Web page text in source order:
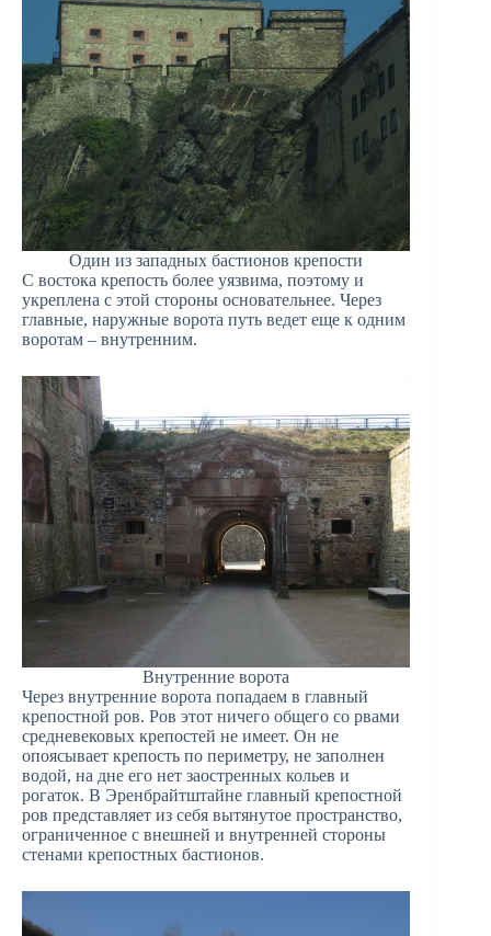
Один из западных бастионов крепости
С востока крепость более уязвима, поэтому и
укреплена с этой стороны основательнее. Через
главные, наружные ворота путь ведет еще к одним
воротам – внутренним.
Внутренние ворота
Через внутренние ворота попадаем в главный
крепостной ров. Ров этот ничего общего со рвами
средневековых крепостей не имеет. Он не
опоясывает крепость по периметру, не заполнен
водой, на дне его нет заостренных кольев и
рогаток. В Эренбрайтштайне главный крепостной
ров представляет из себя вытянутое пространство,
ограниченное с внешней и внутренней стороны
стенами крепостных бастионов.